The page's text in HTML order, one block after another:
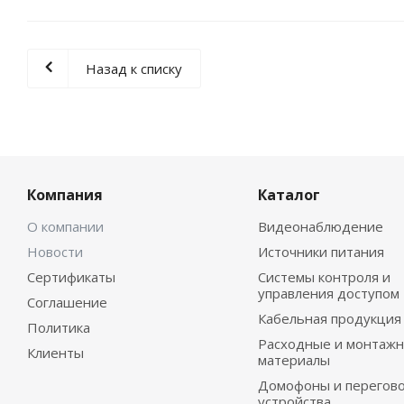
Назад к списку
Компания
О компании
Новости
Сертификаты
Соглашение
Политика
Клиенты
Каталог
Видеонаблюдение
Источники питания
Системы контроля и
управления доступом
Кабельная продукция
Расходные и
материалы
Домофоны и